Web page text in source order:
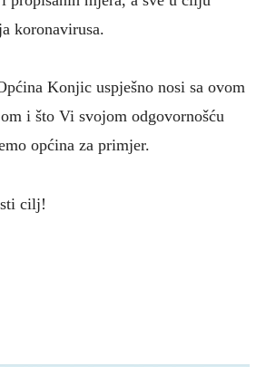
koronavirusa.
Konjic uspješno nosi sa ovom
i što Vi svojom odgovornošću
općina za primjer.
cilj!